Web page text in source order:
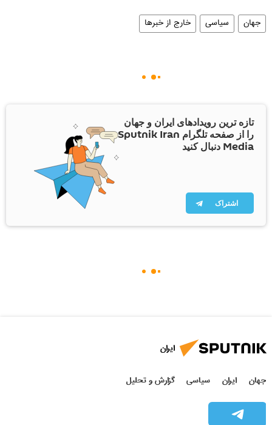
جهان سیاسی خارج از خبرها
تازه ترین رویدادهای ایران و جهان
را از صفحه تلگرام Sputnik Iran
Media دنبال کنید
اشتراک
ایران
جهان ایران سیاسی گزارش و تحلیل